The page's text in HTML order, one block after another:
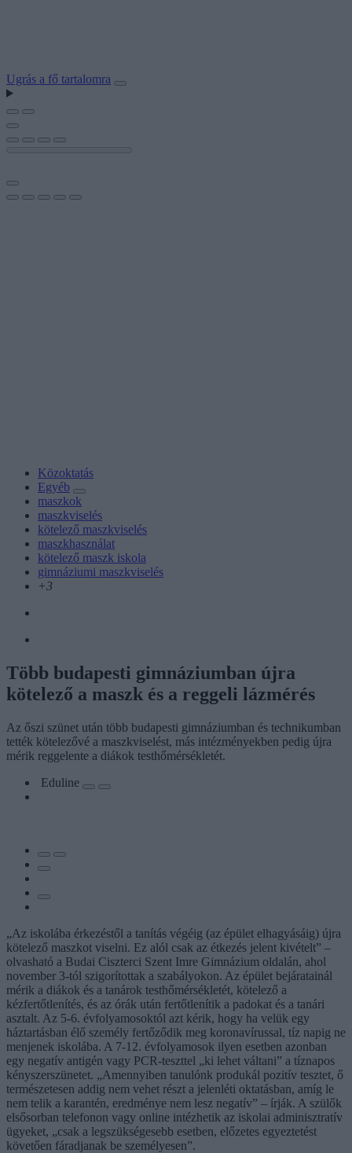
Ugrás a fő tartalomra
Közoktatás
Egyéb
maszkok
maszkviselés
kötelező maszkviselés
maszkhasználat
kötelező maszk iskola
gimnáziumi maszkviselés
+3
Több budapesti gimnáziumban újra
kötelező a maszk és a reggeli lázmérés
Az őszi szünet után több budapesti gimnáziumban és technikumban
tették kötelezővé a maszkviselést, más intézményekben pedig újra
mérik reggelente a diákok testhőmérsékletét.
Eduline
„Az iskolába érkezéstől a tanítás végéig (az épület elhagyásáig) újra
kötelező maszkot viselni. Ez alól csak az étkezés jelent kivételt” –
olvasható a Budai Ciszterci Szent Imre Gimnázium oldalán, ahol
november 3-tól szigorítottak a szabályokon. Az épület bejáratainál
mérik a diákok és a tanárok testhőmérsékletét, kötelező a
kézfertőtlenítés, és az órák után fertőtlenítik a padokat és a tanári
asztalt. Az 5-6. évfolyamosoktól azt kérik, hogy ha velük egy
háztartásban élő személy fertőződik meg koronavírussal, tíz napig ne
menjenek iskolába. A 7-12. évfolyamosok ilyen esetben azonban
egy negatív antigén vagy PCR-teszttel „ki lehet váltani” a tíznapos
kényszerszünetet. „Amennyiben tanulónk produkál pozitív tesztet, ő
természetesen addig nem vehet részt a jelenléti oktatásban, amíg le
nem telik a karantén, eredménye nem lesz negatív” – írják. A szülők
elsősorban telefonon vagy online intézhetik az iskolai adminisztratív
ügyeket, „csak a legszükségesebb esetben, előzetes egyeztetést
követően fáradjanak be személyesen”.